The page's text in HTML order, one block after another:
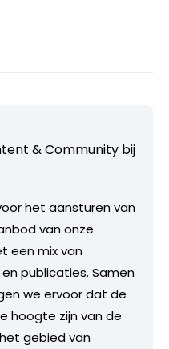
& Community bij
het aansturen van
van onze
een mix van
publicaties. Samen
we ervoor dat de
hoogte zijn van de
gebied van